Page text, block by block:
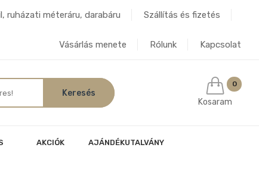
ruházati méteráru, darabáru Szállítás és fizetés
Vásárlás menete Rólunk Kapcsolat
0
Kosaram
AKCIÓK AJÁNDÉKUTALVÁNY